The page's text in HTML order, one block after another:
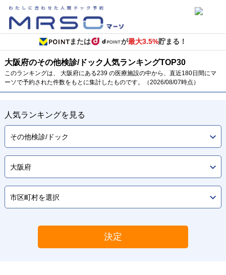
または が最大3.5%貯まる！
大阪府のその他検診/ドック 人気ランキングTOP30
このランキングは、 大阪府にある239 の医療施設の中から、直近180日間にマ
ーソで予約された件数をもとに集計したものです。（2026/08/07時点）
人気ランキングを見る
決定